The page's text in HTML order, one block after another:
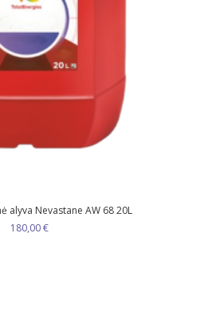
alyva Nevastane AW 68 20L
180,00€